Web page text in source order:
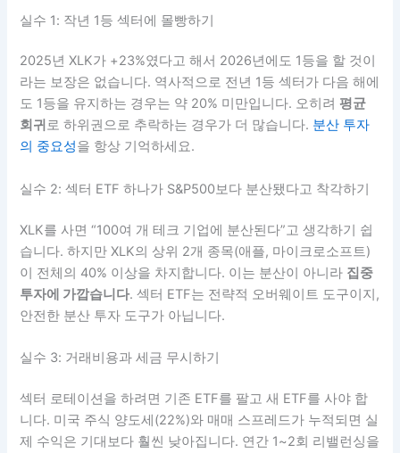
실수 1: 작년 1등 섹터에 몰빵하기
2025년 XLK가 +23%였다고 해서 2026년에도 1등을 할 것이
라는 보장은 없습니다. 역사적으로 전년 1등 섹터가 다음 해에
도 1등을 유지하는 경우는 약 20% 미만입니다. 오히려평균
회귀 로 하위권으로 추락하는 경우가 더 많습니다. 분산 투자
의 중요성을 항상 기억하세요.
실수 2: 섹터 ETF 하나가 S&P500보다 분산됐다고 착각하기
XLK를 사면 “100여 개 테크 기업에 분산된다”고 생각하기 쉽
습니다. 하지만 XLK의 상위 2개 종목(애플, 마이크로소프트)
이 전체의 40% 이상을 차지합니다. 이는 분산이 아니라 집중
투자에 가깝습니다. 섹터 ETF는 전략적 오버웨이트 도구이지,
안전한 분산 투자 도구가 아닙니다.
실수 3: 거래비용과 세금 무시하기
섹터 로테이션을 하려면 기존 ETF를 팔고 새 ETF를 사야 합
니다. 미국 주식 양도세(22%)와 매매 스프레드가 누적되면 실
제 수익은 기대보다 훨씬 낮아집니다. 연간 1~2회 리밸런싱을